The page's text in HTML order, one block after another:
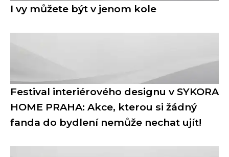
I vy můžete být v jenom kole
Festival interiérového designu v SYKORA
HOME PRAHA: Akce, kterou si žádný
fanda do bydlení nemůže nechat ujít!